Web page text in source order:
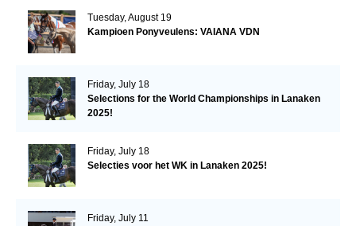
Tuesday, August 19
Kampioen Ponyveulens: VAIANA VDN
Friday, July 18
Selections for the World Championships in Lanaken
2025!
Friday, July 18
Selecties voor het WK in Lanaken 2025!
Friday, July 11